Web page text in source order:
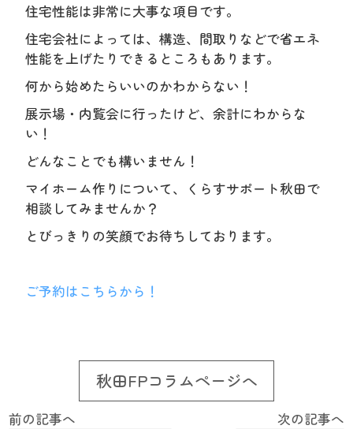
住宅性能は非常に大事な項目です。
住宅会社によっては、構造、間取りなどで省エネ
性能を上げたりできるところもあります。
何から始めたらいいのかわからない！
展示場・内覧会に行ったけど、余計にわからな
い！
どんなことでも構いません！
マイホーム作りについて、くらすサポート秋田で
相談してみませんか？
とびっきりの笑顔でお待ちしております。
ご予約はこちらから！
秋田FPコラムページへ
前の記事へ
次の記事へ